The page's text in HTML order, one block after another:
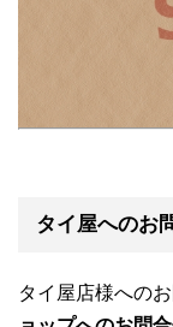
タイ屋へのお
タイ屋店様への